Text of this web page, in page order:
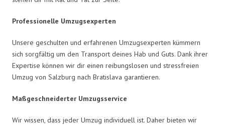
Professionelle Umzugsexperten
Unsere geschulten und erfahrenen Umzugsexperten kümmern
sich sorgfältig um den Transport deines Hab und Guts. Dank ihrer
Expertise können wir dir einen reibungslosen und stressfreien
Umzug von Salzburg nach Bratislava garantieren.
Maßgeschneiderter Umzugsservice
Wir wissen, dass jeder Umzug individuell ist. Daher bieten wir